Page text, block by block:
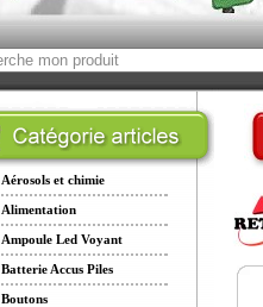
Aérosols et chimie
Alimentation
Ampoule Led Voyant
Batterie Accus Piles
Boutons